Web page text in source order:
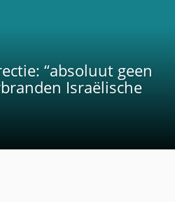
“absoluut geen
Israëlische